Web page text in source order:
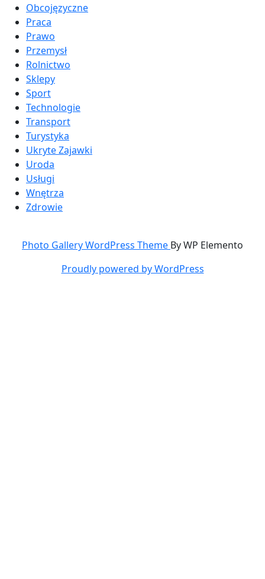
Obcojęzyczne
Praca
Prawo
Przemysł
Rolnictwo
Sklepy
Sport
Technologie
Transport
Turystyka
Ukryte Zajawki
Uroda
Usługi
Wnętrza
Zdrowie
Photo Gallery WordPress Theme By WP Elemento
Proudly powered by WordPress